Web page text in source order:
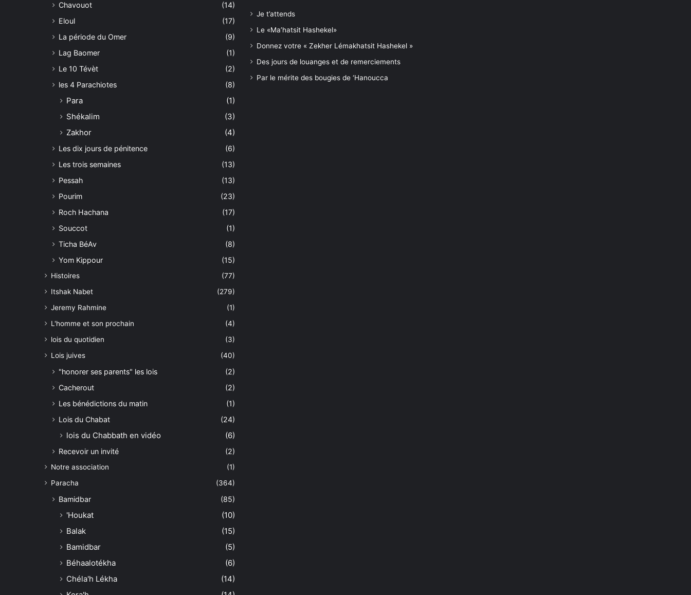
Chavouot
(14)
Eloul
(17)
La période du Omer
(9)
Lag Baomer
(1)
Le 10 Tévèt
(2)
les 4 Parachiotes
(8)
Para
(1)
Shékalim
(3)
Zakhor
(4)
Les dix jours de pénitence
(6)
Les trois semaines
(13)
Pessah
(13)
Pourim
(23)
Roch Hachana
(17)
Souccot
(1)
Ticha BéAv
(8)
Yom Kippour
(15)
Histoires
(77)
Itshak Nabet
(279)
Jeremy Rahmine
(1)
L'homme et son prochain
(4)
lois du quotidien
(3)
Lois juives
(40)
"honorer ses parents" les lois
(2)
Cacherout
(2)
Les bénédictions du matin
(1)
Lois du Chabat
(24)
lois du Chabbath en vidéo (6)
Recevoir un invité (2)
Notre association
(1)
Paracha
(364)
Bamidbar (85)
'Houkat
(10)
Balak
(15)
Bamidbar
(5)
Béhaalotékha
(6)
Chéla'h Lékha
(14)
Je t’attends
Le «Ma’hatsit Hashekel»
Donnez votre « Zekher Lémakhatsit Hashekel »
Des jours de louanges et de remerciements
Par le mérite des bougies de ‘Hanoucca